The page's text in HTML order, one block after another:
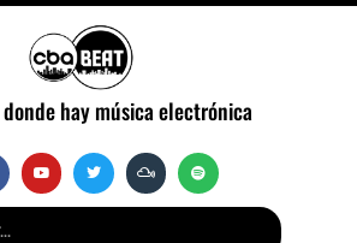
donde hay música electrónica